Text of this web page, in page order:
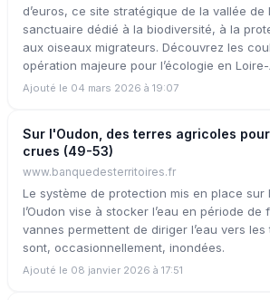
d’euros, ce site stratégique de la vallée de
sanctuaire dédié à la biodiversité, à la
aux oiseaux migrateurs. Découvrez les
opération majeure pour l’écologie en
Ajouté le 04 mars 2026 à 19:07
Sur l'Oudon, des terres agricoles
crues (49-53)
www.banquedesterritoires.fr
Le système de protection mis en place sur
l’Oudon vise à stocker l’eau en période de
vannes permettent de diriger l’eau vers
sont, occasionnellement, inondées.
Ajouté le 08 janvier 2026 à 17:51